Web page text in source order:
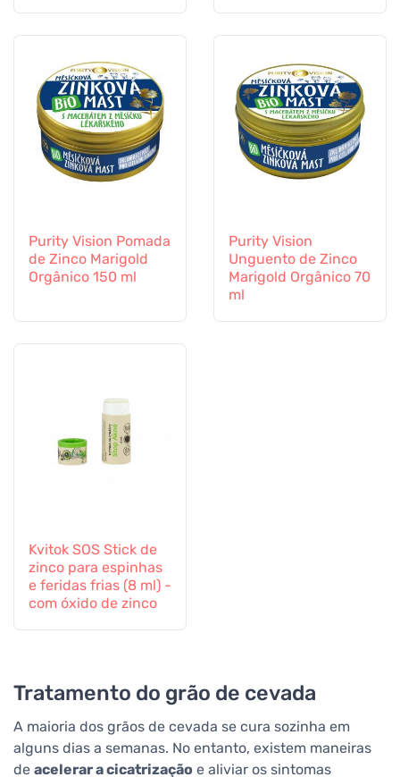
Purity Vision Pomada
de Zinco Marigold
Orgânico 150 ml
Purity Vision
Unguento de Zinco
Marigold Orgânico 70
ml
Kvitok SOS Stick de
zinco para espinhas
e feridas frias (8 ml) -
com óxido de zinco
Tratamento do grão de cevada
A maioria dos grãos de cevada se cura sozinha em
alguns dias a semanas. No entanto, existem maneiras
de acelerar a cicatrização e aliviar os sintomas